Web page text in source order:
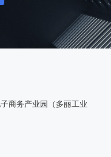
商务产业园（多丽工业